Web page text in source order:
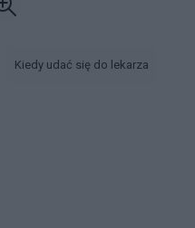
Kiedy udać się do lekarza